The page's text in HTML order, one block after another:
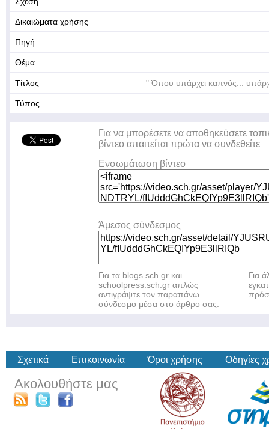
Δικαιώματα χρήσης
Πηγή
Θέμα
Τίτλος " Όπου υπάρχει καπνός...
Τύπος
Για να μπορέσετε να αποθηκεύσετε
βίντεο απαιτείται πρώτα να συνδεθείτε
Ενσωμάτωση βίντεο
Άμεσος σύνδεσμος
Για τα blogs.sch.gr και
schoolpress.sch.gr απλώς
αντιγράψτε τον παραπάνω
σύνδεσμο μέσα στο άρθρο σας.
Για
Σχετικά Επικοινωνία Όροι χρήσης Οδηγίες
Ακολουθήστε μας